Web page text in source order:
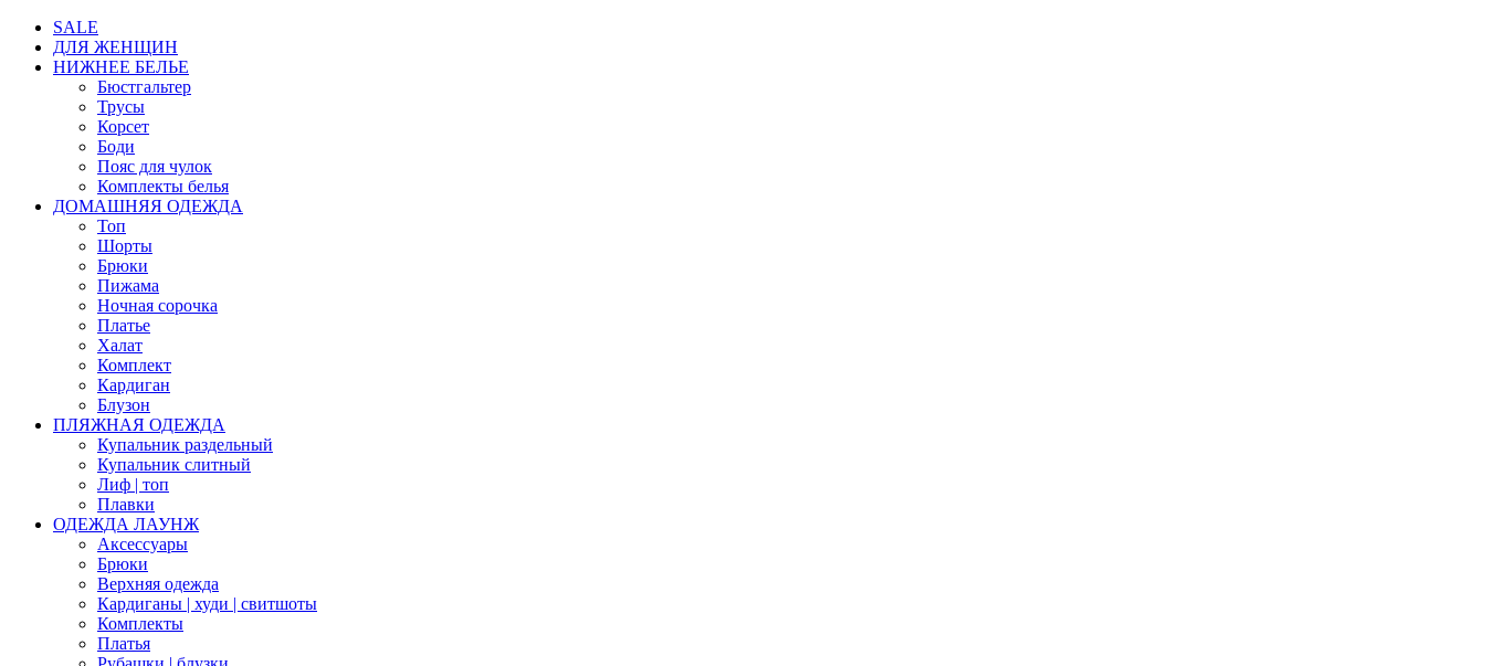
SALE
ДЛЯ ЖЕНЩИН
НИЖНЕЕ БЕЛЬЕ
Бюстгальтер
Трусы
Корсет
Боди
Пояс для чулок
Комплекты белья
ДОМАШНЯЯ ОДЕЖДА
Топ
Шорты
Брюки
Пижама
Ночная сорочка
Платье
Халат
Комплект
Кардиган
Блузон
ПЛЯЖНАЯ ОДЕЖДА
Купальник раздельный
Купальник слитный
Лиф | топ
Плавки
ОДЕЖДА ЛАУНЖ
Аксессуары
Брюки
Верхняя одежда
Кардиганы | худи | свитшоты
Комплекты
Платья